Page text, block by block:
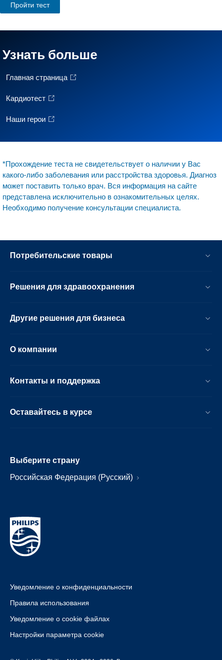
Пройти тест
Узнать больше
Главная страница
Кардиотест
Наши герои
*Прохождение теста не свидетельствует о наличии у Вас
какого-либо заболевания или расстройства здоровья. Диагноз
может поставить только врач. Вся информация на сайте
представлена исключительно в ознакомительных целях.
Необходимо получение консультации специалиста.
Потребительские товары
Решения для здравоохранения
Другие решения для бизнеса
О компании
Контакты и поддержка
Оставайтесь в курсе
Выберите страну
Российская Федерация (Русский)
Уведомление о конфиденциальности
Правила использования
Уведомление о cookie файлах
Настройки параметра cookie